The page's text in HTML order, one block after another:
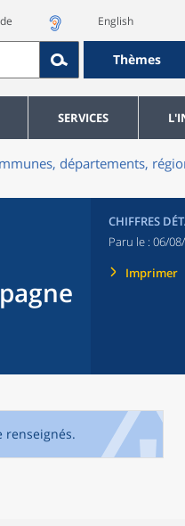
English
Thèmes
SERVICES
départements,
CHIFFRES
Paru le : 06/
Imprimer
renseignés.